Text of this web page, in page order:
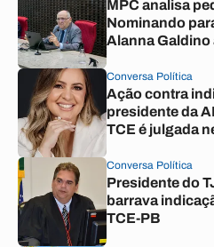
MPC analisa
Nominando
Alanna Galdino
Conversa Política
Ação contra
presidente da
TCE é julgada
Conversa Política
Presidente do
barrava
TCE-PB